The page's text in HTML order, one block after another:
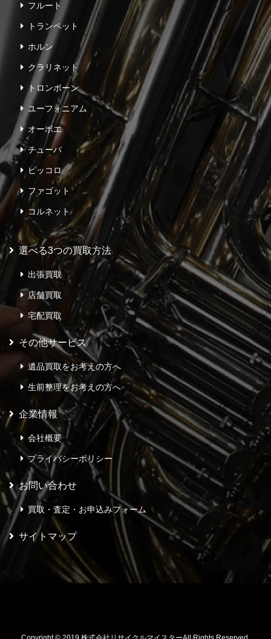
フルート
トランペット
ホルン
クラリネット
トロンボーン
ユーフォニアム
オーボエ
チューバ
ピッコロ
ファゴット
コルネット
選べる3つの買取方法
出張買取
店舗買取
宅配買取
その他サービス
遺品買取をお考えの方へ
生前整理をお考えの方へ
企業情報
会社概要
プライバシーポリシー
お問い合わせ
買取・査定・お申込みフォーム
サイトマップ